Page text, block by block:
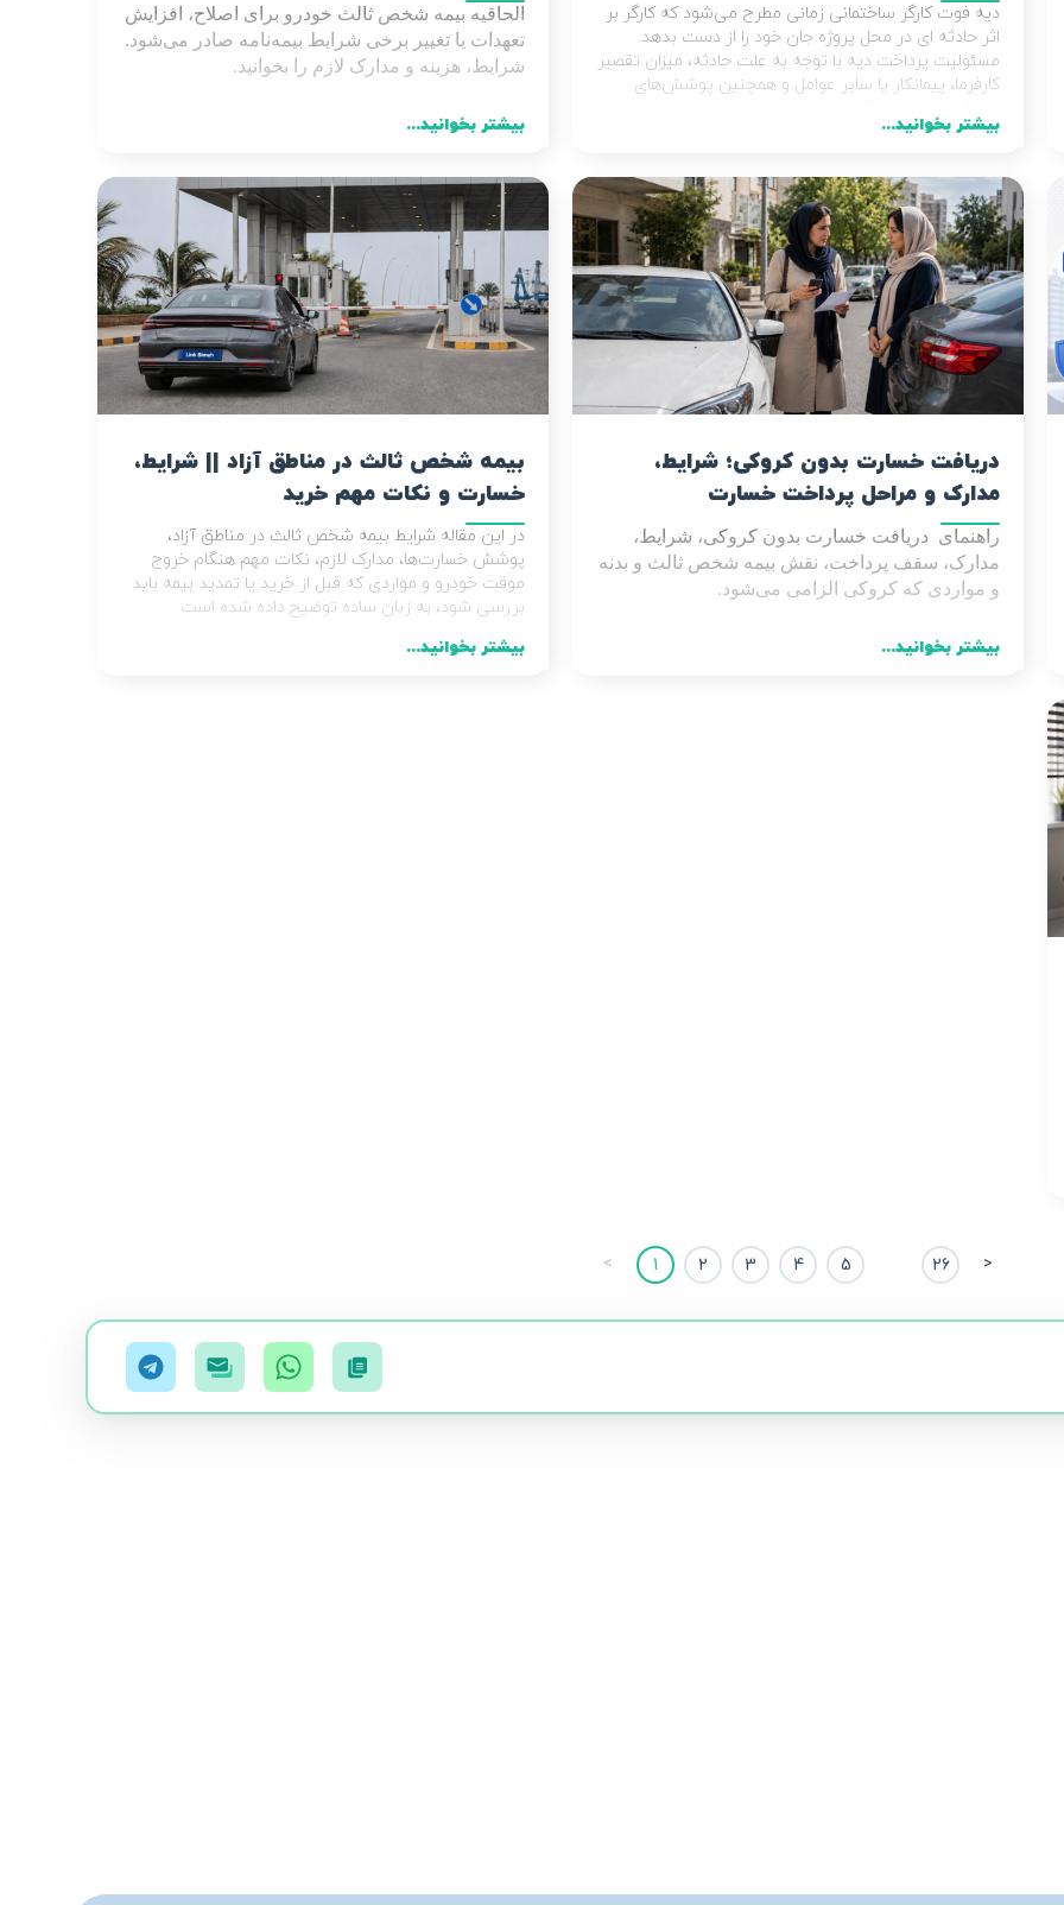
دیه فوت کارگر ساختمانی زمانی مطرح می‌شود که کارگر بر
اثر حادثه‌ ای در محل پروژه جان خود را از دست بدهد.
مسئولیت پرداخت دیه با توجه به علت حادثه، میزان تقصیر
کارفرما، پیمانکار یا سایر عوامل و همچنین پوشش‌های
بیمه‌ای تعیین می‌شود.
بیشتر بخوانید...
الحاقیه بیمه شخص ثالث خودرو برای اصلاح، افزایش
تعهدات یا تغییر برخی شرایط بیمه‌نامه صادر می‌شود.
شرایط، هزینه و مدارک لازم را بخوانید .
بیشتر بخوانید...
دریافت خسارت بدون کروکی؛ شرایط،
مدارک و مراحل پرداخت خسارت
راهنمای دریافت خسارت بدون کروکی، شرایط،
مدارک، سقف پرداخت، نقش بیمه شخص ثالث و بدنه
و مواردی که کروکی الزامی می‌شود .
بیشتر بخوانید...
بیمه شخص ثالث در مناطق آزاد || شرایط،
خسارت و نکات مهم خرید
در این مقاله شرایط بیمه شخص ثالث در مناطق آزاد،
پوشش خسارت‌ها، مدارک لازم، نکات مهم هنگام خروج
موقت خودرو و مواردی که قبل از خرید یا تمدید بیمه باید
بررسی شود، به زبان ساده توضیح داده شده است.
بیشتر بخوانید...
< 1 2 3 4 5 26 >